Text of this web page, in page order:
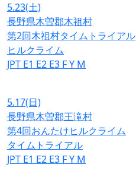
5.23(土)
長野県木曽郡木祖村
第2回木祖村タイムトライアル
ヒルクライム
JPT E1 E2 E3 FY M
5.17(日)
長野県木曽郡王滝村
第4回おんたけヒルクライム
タイムトライアル
JPT E1 E2 E3 FY M